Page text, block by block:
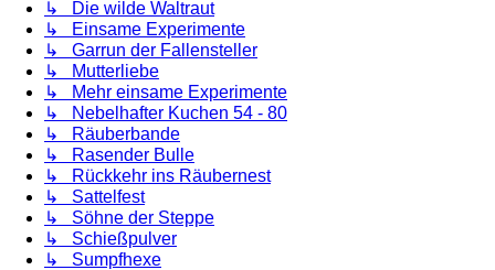
↳ Die wilde Waltraut
↳ Einsame Experimente
↳ Garrun der Fallensteller
↳ Mutterliebe
↳ Mehr einsame Experimente
↳ Nebelhafter Kuchen 54 - 80
↳ Räuberbande
↳ Rasender Bulle
↳ Rückkehr ins Räubernest
↳ Sattelfest
↳ Söhne der Steppe
↳ Schießpulver
↳ Sumpfhexe